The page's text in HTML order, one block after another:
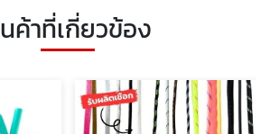
ค้าที่เกี่ยวข้อง